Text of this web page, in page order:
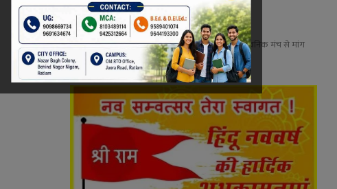
Niraj Kumar Shukla Apr 6, 2025 0
आपातकाल के दौरान 1976 में ‘राम वाले हिंदुस्तान’ की सार्जवनिक मंच से मांग
करने वा...